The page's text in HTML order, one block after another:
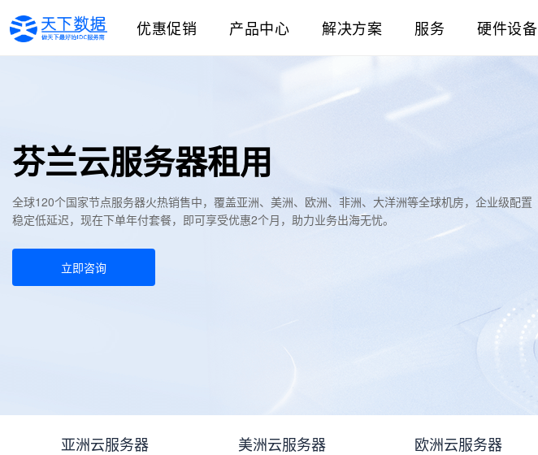
优惠促销 产品中心 解决方案 服务 硬件设备
芬兰云服务器租用
全球120个国家节点服务器火热销售中，覆盖亚洲、美洲、欧洲、非洲、大洋洲等全球机房，企业级配置
稳定低延迟，现在下单年付套餐，即可享受优惠2个月，助力业务出海无忧。
立即咨询
亚洲云服务器 美洲云服务器 欧洲云服务器